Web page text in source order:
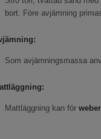
bort. Före avjämning
Som avjämningsmassa
Mattläggning kan för